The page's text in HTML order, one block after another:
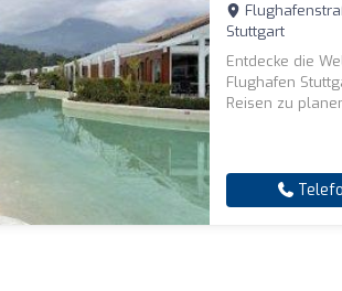
Stuttgart
Entdecke die
Flughafen
Reisen zu